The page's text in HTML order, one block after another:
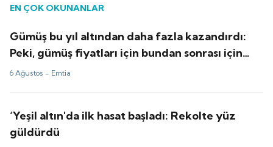
EN ÇOK OKUNANLAR
Gümüş bu yıl altından daha fazla kazandırdı:
Peki, gümüş fiyatları için bundan sonrası için
tahminler ne?
6 Ağustos - Emtia
‘Yeşil altın'da ilk hasat başladı: Rekolte yüz
güldürdü